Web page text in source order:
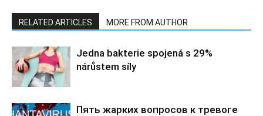
RELATED ARTICLES MORE FROM AUTHOR
Jedna bakterie spojená s 29%
nárůstem síly
Пять жарких вопросов к тревоге